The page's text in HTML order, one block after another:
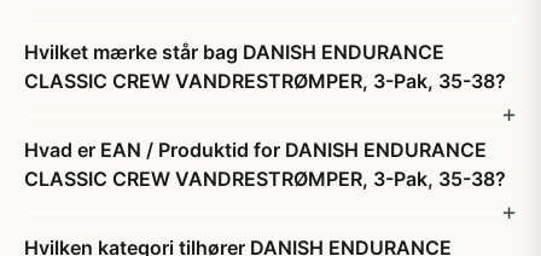
Hvilket mærke står bag DANISH ENDURANCE
CLASSIC CREW VANDRESTRØMPER, 3-Pak, 35-38?
Hvad er EAN / Produktid for DANISH ENDURANCE
CLASSIC CREW VANDRESTRØMPER, 3-Pak, 35-38?
Hvilken kategori tilhører DANISH ENDURANCE